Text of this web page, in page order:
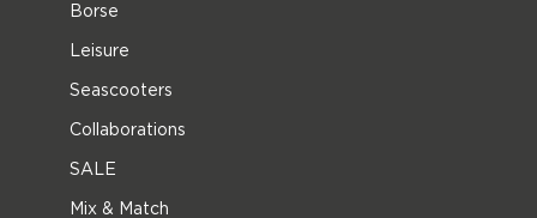
Borse
Leisure
Seascooters
Collaborations
SALE
Mix & Match